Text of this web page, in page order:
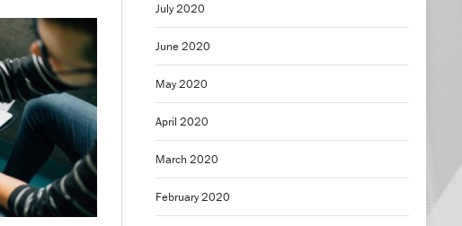
July 2020
June 2020
May 2020
April 2020
March 2020
February 2020